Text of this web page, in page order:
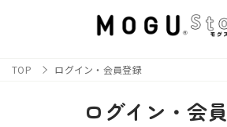
TOP ログイン・会員登録
ログイン・会